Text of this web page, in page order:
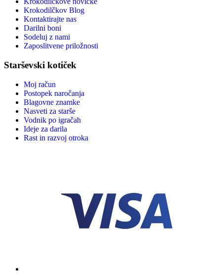
Krokodilčkov Blog
Kontaktirajte nas
Darilni boni
Sodeluj z nami
Zaposlitvene priložnosti
Starševski kotiček
Moj račun
Postopek naročanja
Blagovne znamke
Nasveti za starše
Vodnik po igračah
Ideje za darila
Rast in razvoj otroka